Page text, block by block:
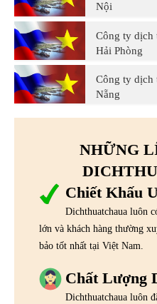
Nội
Công ty dịch
Hải Phòng
Công ty dịch
Nẵng
NHỮNG
Chiết Khấu
Dichthuatchaua luôn
lớn và khách hàng thường
bảo tốt nhất tại Việt Nam.
Chất Lượng
Dichthuatchaua luôn